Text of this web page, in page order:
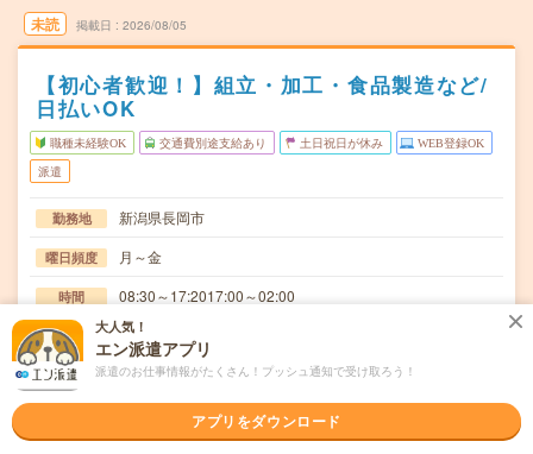
未読 掲載日 2026/08/05
【初心者歓迎！】組立・加工・食品製造など/
日払いOK
職種未経験OK 交通費別途支給あり 土日祝日が休み WEB登録OK
派遣
勤務地 新潟県長岡市
曜日頻度 月～金
時間 08:30～17:2017:00～02:00
期間 長期でお仕事できる方、大歓迎！
時給 時給1200円
交通費
交通費規定内支給
大人気！
エン派遣アプリ
派遣のお仕事情報がたくさん！プッシュ通知で受け取ろう！
アプリをダウンロード